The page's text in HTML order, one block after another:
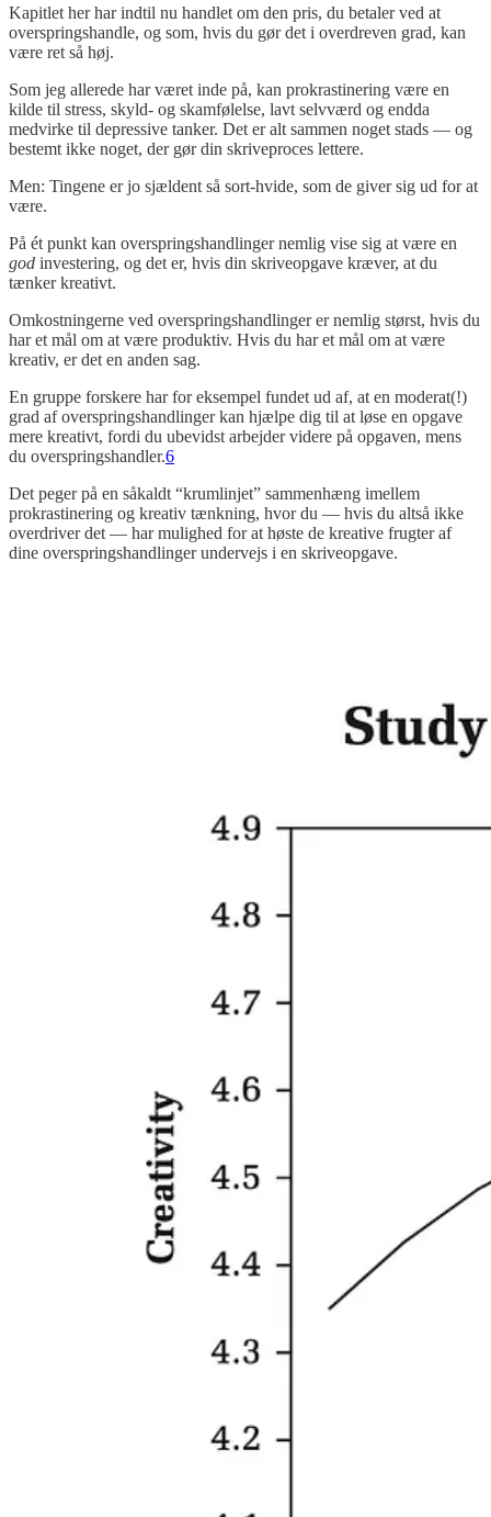
Kapitlet her har indtil nu handlet om den pris, du betaler ved at
overspringshandle, og som, hvis du gør det i overdreven grad, kan
være ret så høj.
Som jeg allerede har været inde på, kan prokrastinering være en
kilde til stress, skyld- og skamfølelse, lavt selvværd og endda
medvirke til depressive tanker. Det er alt sammen noget stads — og
bestemt ikke noget, der gør din skriveproces lettere.
Men: Tingene er jo sjældent så sort-hvide, som de giver sig ud for at
være.
På ét punkt kan overspringshandlinger nemlig vise sig at være en
god investering, og det er, hvis din skriveopgave kræver, at du
tænker kreativt.
Omkostningerne ved overspringshandlinger er nemlig størst, hvis du
har et mål om at være produktiv. Hvis du har et mål om at være
kreativ, er det en anden sag.
En gruppe forskere har for eksempel fundet ud af, at en moderat(!)
grad af overspringshandlinger kan hjælpe dig til at løse en opgave
mere kreativt, fordi du ubevidst arbejder videre på opgaven, mens
du overspringshandler.6
Det peger på en såkaldt “krumlinjet” sammenhæng imellem
prokrastinering og kreativ tænkning, hvor du — hvis du altså ikke
overdriver det — har mulighed for at høste de kreative frugter af
dine overspringshandlinger undervejs i en skriveopgave.